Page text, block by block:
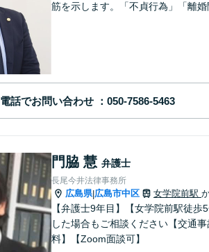
筋を示します。「不貞行為」「離
電話でお問い合わせ
門脇 慧 弁護士
長尾今井法律事務所
広島県|広島市中区 女学院前駅
【弁護士9年目】【女学院前駅徒
した場合もご相談ください【交通
料】【Zoom面談可】